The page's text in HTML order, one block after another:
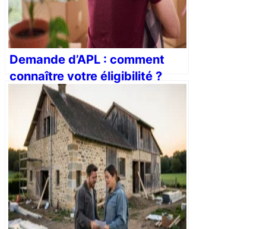
Demande d’APL : comment
connaître votre éligibilité ?